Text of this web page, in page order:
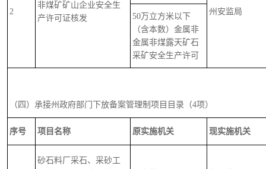
2
非煤矿矿山企业安全生
产许可证核发
州安监局
50万立方米以下
（含本数）金属非
金属非煤露天矿石
采矿安全生产许可
（四）承接州政府部门下放备案管理制项目目录（4项）
序号 项目名称 原实施机关 现实施机关
砂石料厂采石、采砂工